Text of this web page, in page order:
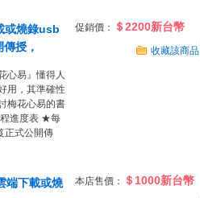
或燒錄usb
授，
心易』懂得人
用，其準確性
梅花心易的書
程進度表 ★每
正式公開傳
促銷價： ＄2200新台幣
收藏該商品
端下載或燒 本店售價： ＄1000新台幣